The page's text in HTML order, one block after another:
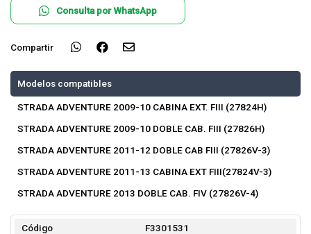
Consulta por WhatsApp
Compartir
Modelos compatibles
STRADA ADVENTURE 2009-10 CABINA EXT. FIII (27824H)
STRADA ADVENTURE 2009-10 DOBLE CAB. FIII (27826H)
STRADA ADVENTURE 2011-12 DOBLE CAB FIII (27826V-3)
STRADA ADVENTURE 2011-13 CABINA EXT FIII(27824V-3)
STRADA ADVENTURE 2013 DOBLE CAB. FIV (27826V-4)
Código F3301531